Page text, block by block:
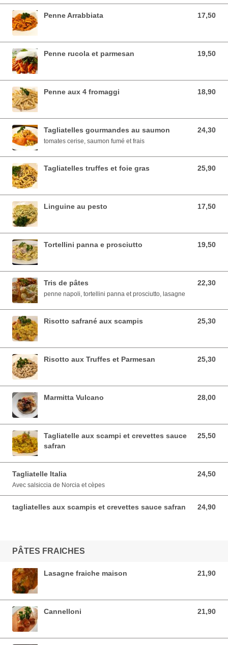
Penne Arrabbiata 17,50
17,50 EUR
Penne rucola et parmesan 19,50
19,50 EUR
Penne aux 4 fromaggi 18,90
18,90 EUR
Tagliatelles gourmandes au saumon 24,30
24,30 EUR
tomates cerise, saumon fumé et frais
Tagliatelles truffes et foie gras 25,90
25,90 EUR
Linguine au pesto 17,50
17,50 EUR
Tortellini panna e prosciutto 19,50
19,50 EUR
Tris de pâtes 22,30
22,30 EUR
penne napoli, tortellini panna et prosciutto, lasagne
Risotto safrané aux scampis 25,30
25,30 EUR
Risotto aux Truffes et Parmesan 25,30
25,30 EUR
Marmitta Vulcano 28,00
28,00 EUR
Tagliatelle aux scampi et crevettes sauce
safran
25,50
25,50 EUR
Tagliatelle Italia 24,50
24,50 EUR
Avec salsiccia de Norcia et cèpes
tagliatelles aux scampis et crevettes sauce safran 24,90
24,90 EUR
PÂTES FRAICHES
Lasagne fraiche maison 21,90
21,90 EUR
Cannelloni 21,90
21,90 EUR